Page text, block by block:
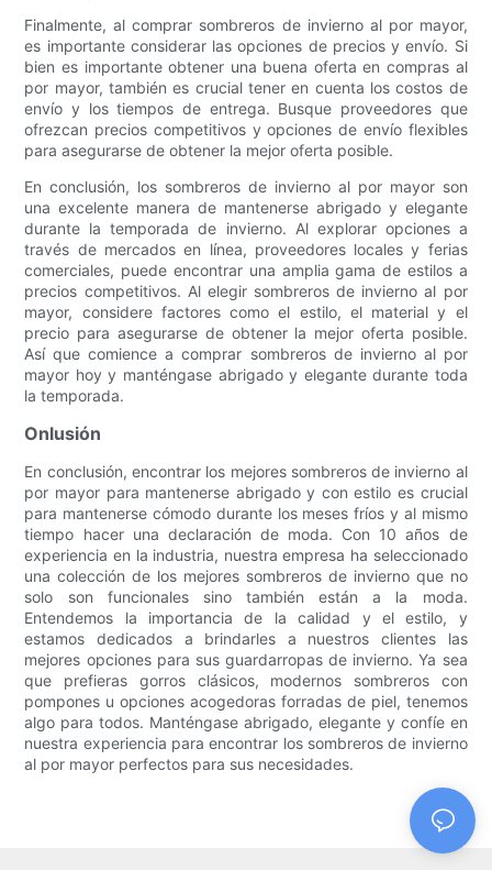
Finalmente, al comprar sombreros de invierno al por mayor,
es importante considerar las opciones de precios y envío. Si
bien es importante obtener una buena oferta en compras al
por mayor, también es crucial tener en cuenta los costos de
envío y los tiempos de entrega. Busque proveedores que
ofrezcan precios competitivos y opciones de envío flexibles
para asegurarse de obtener la mejor oferta posible.
En conclusión, los sombreros de invierno al por mayor son
una excelente manera de mantenerse abrigado y elegante
durante la temporada de invierno. Al explorar opciones a
través de mercados en línea, proveedores locales y ferias
comerciales, puede encontrar una amplia gama de estilos a
precios competitivos. Al elegir sombreros de invierno al por
mayor, considere factores como el estilo, el material y el
precio para asegurarse de obtener la mejor oferta posible.
Así que comience a comprar sombreros de invierno al por
mayor hoy y manténgase abrigado y elegante durante toda
la temporada.
Onlusión
En conclusión, encontrar los mejores sombreros de invierno al
por mayor para mantenerse abrigado y con estilo es crucial
para mantenerse cómodo durante los meses fríos y al mismo
tiempo hacer una declaración de moda. Con 10 años de
experiencia en la industria, nuestra empresa ha seleccionado
una colección de los mejores sombreros de invierno que no
solo son funcionales sino también están a la moda.
Entendemos la importancia de la calidad y el estilo, y
estamos dedicados a brindarles a nuestros clientes las
mejores opciones para sus guardarropas de invierno. Ya sea
que prefieras gorros clásicos, modernos sombreros con
pompones u opciones acogedoras forradas de piel, tenemos
algo para todos. Manténgase abrigado, elegante y confíe en
nuestra experiencia para encontrar los sombreros de invierno
al por mayor perfectos para sus necesidades.